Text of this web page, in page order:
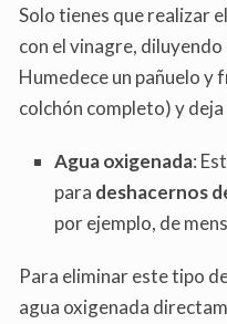
Solo tienes que realizar
con el vinagre, diluyendo
Humedece un pañuelo y
colchón completo) y
Agua oxigenada:
para deshacernos
por ejemplo, de
Para eliminar este tipo
agua oxigenada